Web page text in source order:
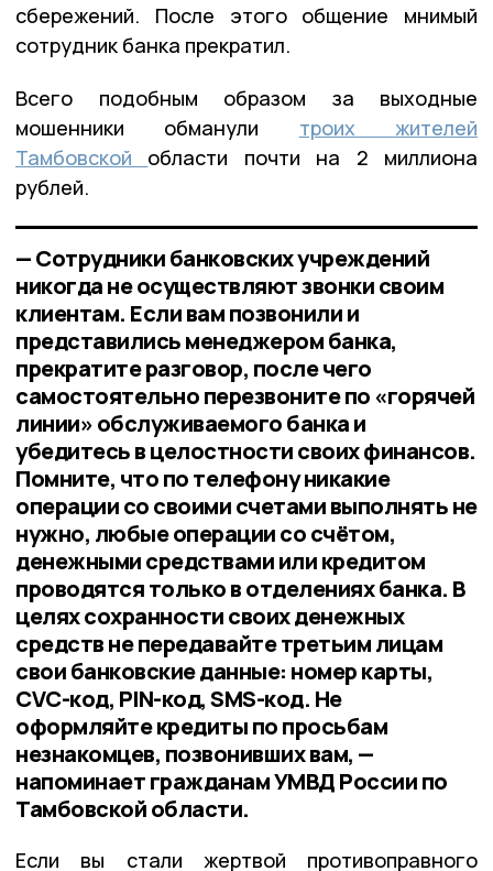
сбережений. После этого общение мнимый
сотрудник банка прекратил.
Всего подобным образом за выходные
мошенники обманули троих жителей
Тамбовской области почти на 2 миллиона
рублей.
— Сотрудники банковских учреждений
никогда не осуществляют звонки своим
клиентам. Если вам позвонили и
представились менеджером банка,
прекратите разговор, после чего
самостоятельно перезвоните по «горячей
линии» обслуживаемого банка и
убедитесь в целостности своих финансов.
Помните, что по телефону никакие
операции со своими счетами выполнять не
нужно, любые операции со счётом,
денежными средствами или кредитом
проводятся только в отделениях банка. В
целях сохранности своих денежных
средств не передавайте третьим лицам
свои банковские данные: номер карты,
CVC-код, PIN-код, SMS-код. Не
оформляйте кредиты по просьбам
незнакомцев, позвонивших вам, —
напоминает гражданам УМВД России по
Тамбовской области.
Если вы стали жертвой противоправного